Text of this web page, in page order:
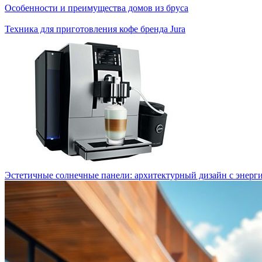
Особенности и преимущества домов из бруса
Техника для приготовления кофе бренда Jura
Эстетичные солнечные панели: архитектурный дизайн с